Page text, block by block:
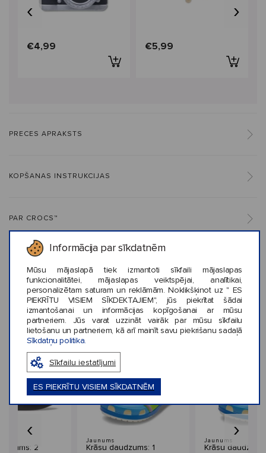
Informācija par sīkdatnēm
Mūsu mājaslapā tiek izmantoti sīkfaili mājaslapas
funkcionalitātei, mājaslapas veiktspējai, analītikai,
personalizētam saturam un reklāmām. Noklikšķinot uz " ES
PIEKRĪTU VISIEM SĪKDEKTAJIEM", jūs piekrītat šādai
izmantošanai un informācijas kopīgošanai ar mūsu
partneriem. Jūs varat uzzināt vairāk par mūsu sīkfailu
lietošanu un partneriem, kā arī mainīt savu piekrišanu sadaļā
Sīkdatņu politika.
Sīkfailu iestatījumi
ES PIEKRĪTU VISIEM SĪKDATNĒM
€4,99 €5,99
‹ ›
PRECES APRAKSTS
KOPŠANAS INSTRUKCIJAS
PAR CROCS™
Līdzīga stila preces
2
Jaunums
Krāsu daudzums: 1
Jaunums
Krāsu
‹ ›